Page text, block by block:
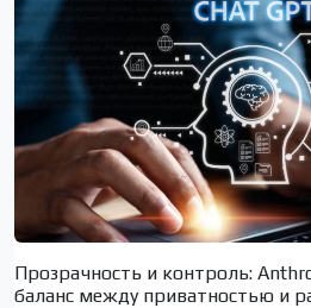
Прозрачность и контроль:
баланс между приватностью и